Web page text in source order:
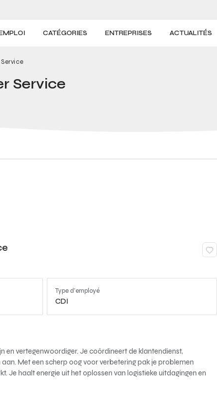
CATÉGORIES ENTREPRISES ACTUALITÉS
Service
Type d'employé
CDI
en vertegenwoordiger. Je coördineert de klantendienst,
Met een scherp oog voor verbetering pak je problemen
Je haalt energie uit het oplossen van logistieke uitdagingen en